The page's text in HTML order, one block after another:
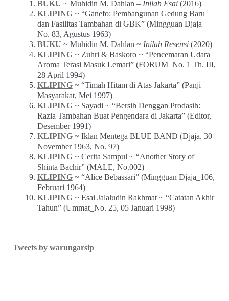
BUKU ~ Muhidin M. Dahlan – Inilah Esai(2016)
KLIPING~ “Ganefo: Pembangunan Gedung Baru
dan Fasilitas Tambahan di GBK” (Mingguan Djaja
No. 83, Agustus 1963)
BUKU ~ Muhidin M. Dahlan ~ Inilah Resensi(2020)
KLIPING~ Zuhri & Baskoro ~ “Pencemaran Udara
Aroma Terasi Masuk Lemari” (FORUM_No. 1 Th. III,
28 April 1994)
KLIPING~ “Timah Hitam di Atas Jakarta” (Panji
Masyarakat, Mei 1997)
KLIPING~ Sayadi ~ “Bersih Denggan Prodasih:
Razia Tambahan Buat Pengendara di Jakarta” (Editor,
Desember 1991)
KLIPING~ Iklan Mentega BLUE BAND (Djaja, 30
November 1963, No. 97)
KLIPING~ Cerita Sampul ~ “Another Story of
Shinta Bachir” (MALE, No.002)
KLIPING~ “Alice Bebassari” (Mingguan Djaja_106,
Februari 1964)
KLIPING~ Esai Jalaludin Rakhmat ~ “Catatan Akhir
Tahun” (Ummat_No. 25, 05 Januari 1998)
Tweets by warungarsip